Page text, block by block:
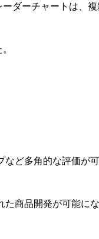
ダーチャートは、
ど多角的な評価が
商品開発が可能に